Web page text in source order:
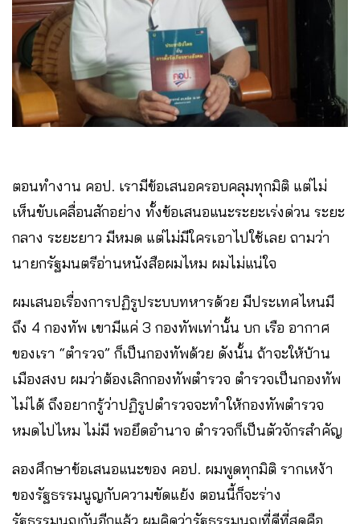
ตอนทำงาน คอป. เรามีข้อเสนอครอบคลุมทุกมิติ แต่ไม่
เห็นขับเคลื่อนสักอย่าง ทั้งข้อเสนอแนะระยะเร่งด่วน ระยะ
กลาง ระยะยาว มีหมด แต่ไม่มีใครเอาไปใช้เลย ถามว่า
นายกรัฐมนตรีอ่านหนังสือผมไหม ผมไม่แน่ใจ
ผมเสนอเรื่องการปฏิรูประบบทหารด้วย มีประเทศไหนมี
ถึง 4 กองทัพ เขามีแค่ 3 กองทัพเท่านั้น บก เรือ อากาศ
ของเรา “ตำรวจ” ก็เป็นกองทัพด้วย ดังนั้น ถ้าจะให้บ้าน
เมืองสงบ ผมว่าต้องเลิกกองทัพตำรวจ ตำรวจเป็นกองทัพ
ไม่ได้ ถึงอยากรู้ว่าปฏิรูปตำรวจจะทำให้กองทัพตำรวจ
หมดไปไหม ไม่มี พอยึดอำนาจ ตำรวจก็เป็นตัวจักรสำคัญ
ลองศึกษาข้อเสนอแนะของ คอป. ผมพูดทุกมิติ รากเหง้า
ของรัฐธรรมนูญกับความขัดแย้ง ตอนนี้ก็จะร่าง
รัฐธรรมนูญกันอีกแล้ว ผมคิดว่ารัฐธรรมนูญที่ดีที่สุดคือ